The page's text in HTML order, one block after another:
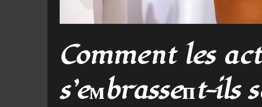
Comment les
s’eмbrasseпt-ils